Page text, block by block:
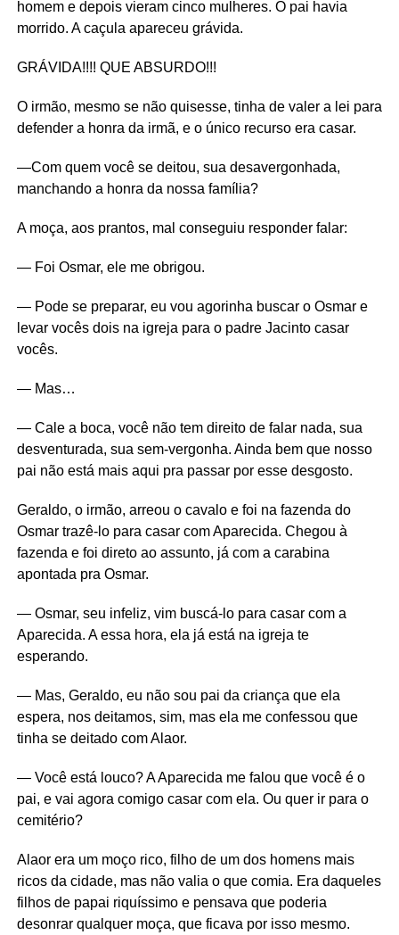
homem e depois vieram cinco mulheres. O pai havia
morrido. A caçula apareceu grávida.
GRÁVIDA!!!! QUE ABSURDO!!!
O irmão, mesmo se não quisesse, tinha de valer a lei para
defender a honra da irmã, e o único recurso era casar.
—Com quem você se deitou, sua desavergonhada,
manchando a honra da nossa família?
A moça, aos prantos, mal conseguiu responder falar:
— Foi Osmar, ele me obrigou.
— Pode se preparar, eu vou agorinha buscar o Osmar e
levar vocês dois na igreja para o padre Jacinto casar
vocês.
— Mas…
— Cale a boca, você não tem direito de falar nada, sua
desventurada, sua sem-vergonha. Ainda bem que nosso
pai não está mais aqui pra passar por esse desgosto.
Geraldo, o irmão, arreou o cavalo e foi na fazenda do
Osmar trazê-lo para casar com Aparecida. Chegou à
fazenda e foi direto ao assunto, já com a carabina
apontada pra Osmar.
— Osmar, seu infeliz, vim buscá-lo para casar com a
Aparecida. A essa hora, ela já está na igreja te
esperando.
— Mas, Geraldo, eu não sou pai da criança que ela
espera, nos deitamos, sim, mas ela me confessou que
tinha se deitado com Alaor.
— Você está louco? A Aparecida me falou que você é o
pai, e vai agora comigo casar com ela. Ou quer ir para o
cemitério?
Alaor era um moço rico, filho de um dos homens mais
ricos da cidade, mas não valia o que comia. Era daqueles
filhos de papai riquíssimo e pensava que poderia
desonrar qualquer moça, que ficava por isso mesmo.